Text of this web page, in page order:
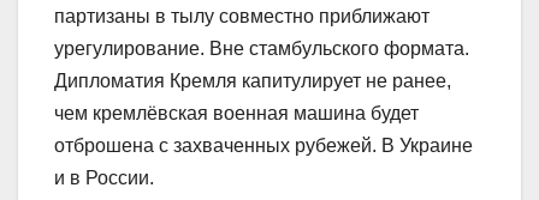
партизаны в тылу совместно приближают
урегулирование. Вне стамбульского формата.
Дипломатия Кремля капитулирует не ранее,
чем кремлёвская военная машина будет
отброшена с захваченных рубежей. В Украине
и в России.